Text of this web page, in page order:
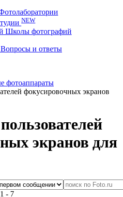
NEW
Школы фотографий
Вопросы и ответы
фотоаппараты
фокусировочных экранов
экранов для
- 7